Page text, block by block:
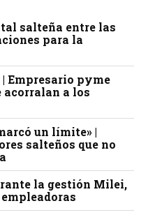
salteña entre las
para la
Empresario pyme
acorralan a los
un límite» |
salteños que no
la gestión Milei,